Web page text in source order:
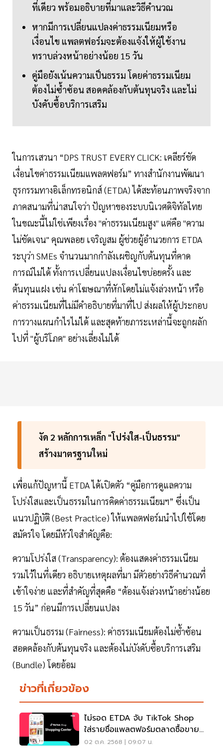
ที่เดียว พร้อมอธิบายที่มาและวิธีคำนวณ
หากมีการเปลี่ยนแปลงค่าธรรมเนียมหรือ
เงื่อนไข แพลตฟอร์มจะต้องแจ้งให้ผู้ใช้งาน
ทราบล่วงหน้าอย่างน้อย 15 วัน
คู่มือยังเน้นความเป็นธรรม โดยค่าธรรมเนียม
ต้องไม่ซ้ำซ้อน สอดคล้องกับต้นทุนจริง และไม่
บังคับซื้อบริการเสริม
ในการเสวนา “DPS TRUST EVERY CLICK: เคลียร์ชัด
เงื่อนไขค่าธรรมเนียมแพลตฟอร์ม” ทางสำนักงานพัฒนา
ธุรกรรมทางอิเล็กทรอนิกส์ (ETDA) ได้สะท้อนภาพจริงจาก
ภาคสนามที่น่าสนใจว่า ปัญหาของระบบนิเวศดิจิทัลไทย
ในขณะนี้ไม่ใช่เพียงเรื่อง "ค่าธรรมเนียมสูง" แต่คือ "ความ
ไม่ชัดเจน" คุณพลอย เจริญสม ผู้ช่วยผู้อำนวยการ ETDA
ระบุว่า SMEs จำนวนมากกำลังเผชิญกับต้นทุนที่คาด
การณ์ไม่ได้ ทั้งการเปลี่ยนแปลงเงื่อนไขบ่อยครั้ง และ
ต้นทุนแฝง เช่น ค่าโฆษณาที่หักโดยไม่แจ้งล่วงหน้า หรือ
ค่าธรรมเนียมที่ไม่มีคำอธิบายที่มาที่ไป ส่งผลให้ผู้ประกอบ
การวางแผนกำไรไม่ได้ และสุดท้ายภาระเหล่านี้จะถูกผลัก
ไปที่ "ผู้บริโภค" อย่างเลี่ยงไม่ได้
งัด 2 หลักการเหล็ก "โปร่งใส-เป็นธรรม"
สร้างมาตรฐานใหม่
เพื่อแก้ปัญหานี้ ETDA ได้เปิดตัว “คู่มือการดูแลความ
โปร่งใสและเป็นธรรมในการคิดค่าธรรมเนียมฯ” ซึ่งเป็น
แนวปฏิบัติ (Best Practice) ให้แพลตฟอร์มนำไปใช้โดย
สมัครใจ โดยมีหัวใจสำคัญคือ:
ความโปร่งใส (Transparency): ต้องแสดงค่าธรรมเนียม
รวมไว้ในที่เดียว อธิบายเหตุผลที่มา มีตัวอย่างวิธีคำนวณที่
เข้าใจง่าย และที่สำคัญที่สุดคือ “ต้องแจ้งล่วงหน้าอย่างน้อย
15 วัน” ก่อนมีการเปลี่ยนแปลง
ความเป็นธรรม (Fairness): ค่าธรรมเนียมต้องไม่ซ้ำซ้อน
สอดคล้องกับต้นทุนจริง และต้องไม่บังคับซื้อบริการเสริม
(Bundle) โดยอ้อม
ข่าวที่เกี่ยวข้อง
ไม่รอด ETDA จับ TikTok Shop
ใส่รายชื่อแพลตฟอร์มตลาดซื้อขาย
สินค้า
02 ต.ค. 2568 | 09:07 น.